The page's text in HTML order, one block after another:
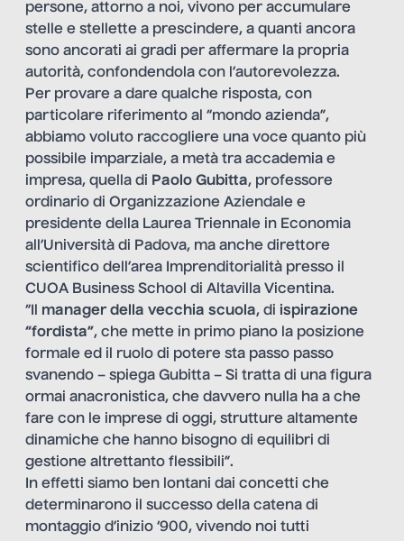
persone, attorno a noi, vivono per accumulare
stelle e stellette a prescindere, a quanti ancora
sono ancorati ai gradi per affermare la propria
autorità, confondendola con l’autorevolezza.
Per provare a dare qualche risposta, con
particolare riferimento al “mondo azienda”,
abbiamo voluto raccogliere una voce quanto più
possibile imparziale, a metà tra accademia e
impresa, quella di Paolo Gubitta, professore
ordinario di Organizzazione Aziendale e
presidente della Laurea Triennale in Economia
all’Università di Padova, ma anche direttore
scientifico dell’area Imprenditorialità presso il
CUOA Business School di Altavilla Vicentina.
“Il manager della vecchia scuola, di ispirazione
“fordista”, che mette in primo piano la posizione
formale ed il ruolo di potere sta passo passo
svanendo – spiega Gubitta – Si tratta di una figura
ormai anacronistica, che davvero nulla ha a che
fare con le imprese di oggi, strutture altamente
dinamiche che hanno bisogno di equilibri di
gestione altrettanto flessibili”.
In effetti siamo ben lontani dai concetti che
determinarono il successo della catena di
montaggio d’inizio ‘900, vivendo noi tutti